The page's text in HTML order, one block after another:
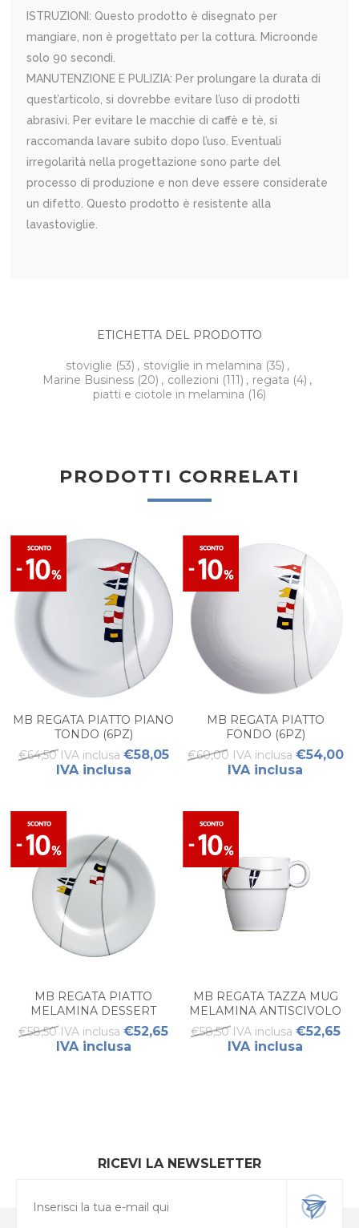
ISTRUZIONI: Questo prodotto è disegnato per
mangiare, non è progettato per la cottura. Microonde
solo 90 secondi.
MANUTENZIONE E PULIZIA: Per prolungare la durata di
quest’articolo, si dovrebbe evitare l’uso di prodotti
abrasivi. Per evitare le macchie di caffè e tè, si
raccomanda lavare subito dopo l’uso. Eventuali
irregolarità nella progettazione sono parte del
processo di produzione e non deve essere considerate
un difetto. Questo prodotto è resistente alla
lavastoviglie.
ETICHETTA DEL PRODOTTO
stoviglie (53) , stoviglie in melamina (35) ,
Marine Business (20) , collezioni (111) , regata (4) ,
piatti e ciotole in melamina (16)
PRODOTTI CORRELATI
MB REGATA PIATTO PIANO
TONDO (6PZ)
€64,50 IVA inclusa €58,05
IVA inclusa
MB REGATA PIATTO
FONDO (6PZ)
€60,00 IVA inclusa €54,00
IVA inclusa
MB REGATA PIATTO
MELAMINA DESSERT
ANTISCIVOLO (6PZ)
€58,50 IVA inclusa €52,65
IVA inclusa
MB REGATA TAZZA MUG
MELAMINA ANTISCIVOLO
(6PZ)
€58,50 IVA inclusa €52,65
IVA inclusa
RICEVI LA NEWSLETTER